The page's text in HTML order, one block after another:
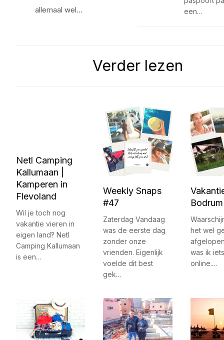
allemaal wel…
een…
Verder lezen
Netl Camping
Kallumaan |
Kamperen in
Flevoland
Wil je toch nog
vakantie vieren in
eigen land? Netl
Camping Kallumaan
is een…
Weekly Snaps
#47
Zaterdag Vandaag
was de eerste dag
zonder onze
vrienden. Eigenlijk
voelde dit best
gek…
het wel
was ik
online.…